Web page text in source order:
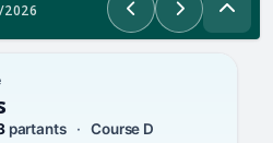
PrécédentSuivant
partants Course D